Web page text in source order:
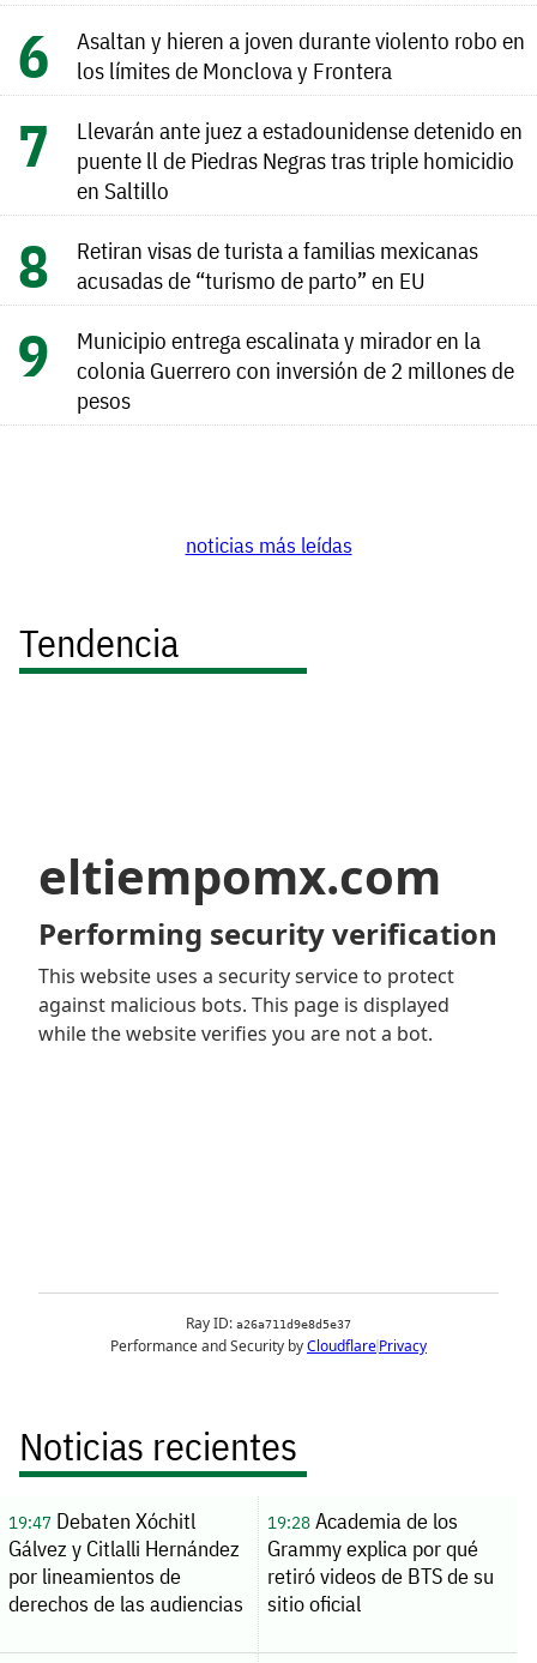
Asaltan y hieren a joven durante violento robo en
los límites de Monclova y Frontera
Llevarán ante juez a estadounidense detenido en
puente ll de Piedras Negras tras triple homicidio
en Saltillo
Retiran visas de turista a familias mexicanas
acusadas de “turismo de parto” en EU
Municipio entrega escalinata y mirador en la
colonia Guerrero con inversión de 2 millones de
pesos
noticias más leídas
Tendencia
Noticias recientes
19:47Debaten Xóchitl
Gálvez y Citlalli Hernández
por lineamientos de
derechos de las audiencias
19:28Academia de los
Grammy explica por qué
retiró videos de BTS de su
sitio oficial